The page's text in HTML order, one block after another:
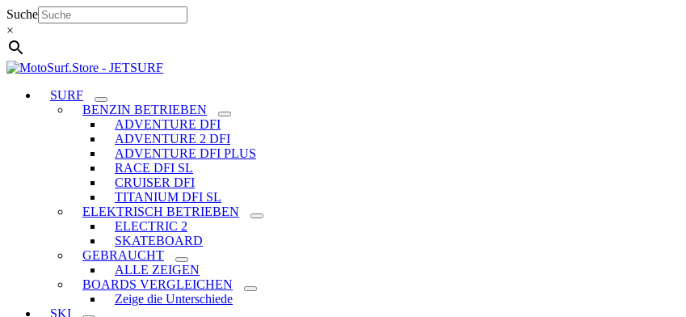
Zum
Inhalt
springen
Suche
×
SURF
BENZIN BETRIEBEN
ADVENTURE DFI
ADVENTURE 2 DFI
ADVENTURE DFI PLUS
RACE DFI SL
CRUISER DFI
TITANIUM DFI SL
ELEKTRISCH BETRIEBEN
ELECTRIC 2
SKATEBOARD
GEBRAUCHT
ALLE ZEIGEN
BOARDS VERGLEICHEN
Zeige die Unterschiede
SKI